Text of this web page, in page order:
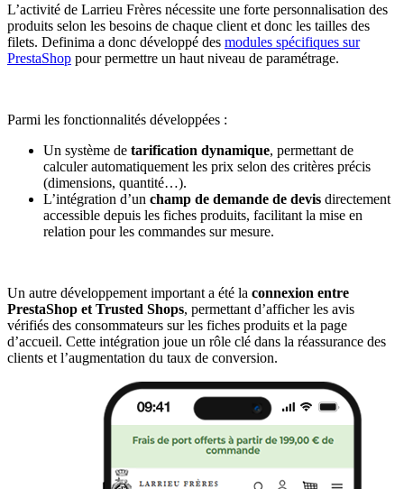
L’activité de Larrieu Frères nécessite une forte personnalisation des
produits selon les besoins de chaque client et donc les tailles des
filets. Definima a donc développé des modules spécifiques sur
PrestaShop pour permettre un haut niveau de paramétrage.
Parmi les fonctionnalités développées :
Un système de tarification dynamique, permettant de
calculer automatiquement les prix selon des critères précis
(dimensions, quantité…).
L’intégration d’un champ de demande de devis directement
accessible depuis les fiches produits, facilitant la mise en
relation pour les commandes sur mesure.
Un autre développement important a été la connexion entre
PrestaShop et Trusted Shops, permettant d’afficher les avis
vérifiés des consommateurs sur les fiches produits et la page
d’accueil. Cette intégration joue un rôle clé dans la réassurance des
clients et l’augmentation du taux de conversion.